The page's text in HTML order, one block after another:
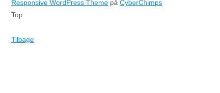
Responsive WordPress Theme på CyberChimps
Top
Tilbage